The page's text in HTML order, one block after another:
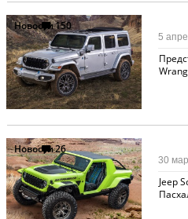
Новости150
5
Новости26
Jeep
30